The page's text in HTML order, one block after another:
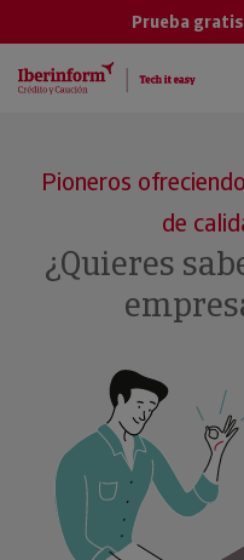
Prueba
Pioneros
de
¿Quieres